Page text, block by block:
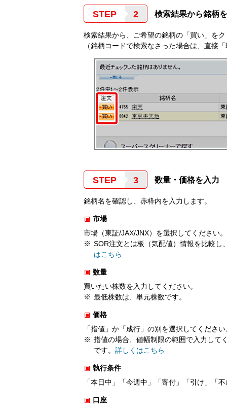
STEP 検索結果から銘柄
検索結果から、ご希望の銘柄の「買い」を
（銘柄コードで検索なさった場合は、直接
STEP 数量・価格を入力
銘柄名を確認し、赤枠内を入力します。
市場
市場（東証/JAX/JNX）を選択してください
SOR注文とは板（気配値）情報を比較し
はこちら
数量
買いたい株数を入力してください。
最低株数は、単元株数です。
価格
「指値」か「成行」の別を選択してください
指値の場合、値幅制限の範囲で入力して
です。 詳しくはこちら
執行条件
「本日中」「今週中」「寄付」「引け」「
口座